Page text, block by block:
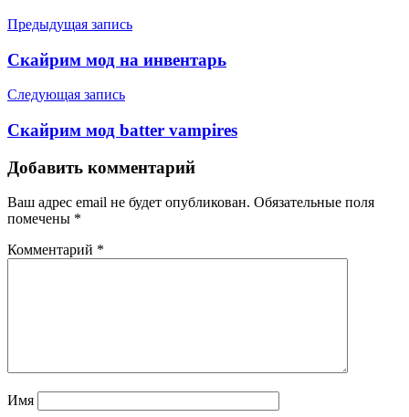
Предыдущая запись
Скайрим мод на инвентарь
Следующая запись
Скайрим мод batter vampires
Добавить комментарий
Ваш адрес email не будет опубликован. Обязательные поля
помечены *
Комментарий *
Имя